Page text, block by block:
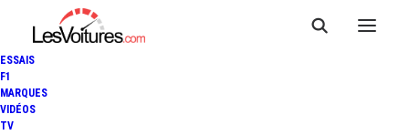
ESSAIS
F1
MARQUES
VIDÉOS
TV